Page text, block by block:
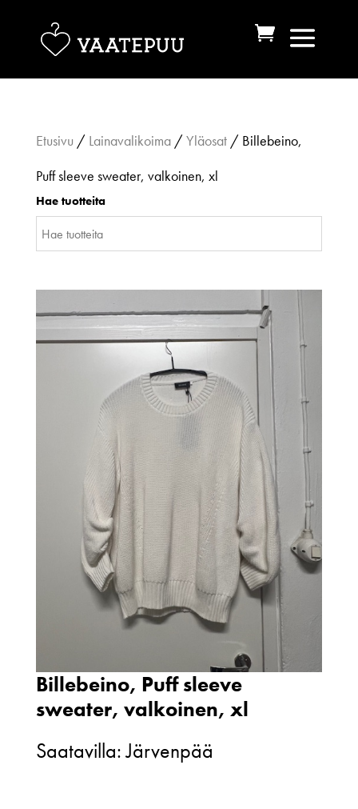
Etusivu / Lainavalikoima/Yläosat/ Billebeino,
Puff sleeve sweater, valkoinen, xl
Hae tuotteita
Billebeino, Puff sleeve
sweater, valkoinen, xl
Saatavilla: Järvenpää